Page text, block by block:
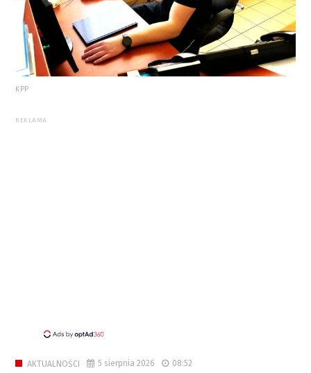
KPP
REKLAMA
AKTUALNOŚCI 5 sierpnia 2026 08:52